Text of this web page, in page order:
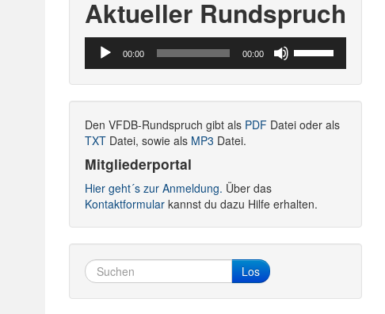
Aktueller Rundspruch
Audio-
Player
00:00 00:00
Hoch/Runter
Lautstärke
Den VFDB-Rundspruch gibt als PDF Datei oder als
TXT Datei, sowie als MP3 Datei.
Mitgliederportal
Hier geht´s zur Anmeldung. Über das
Kontaktformular kannst du dazu Hilfe erhalten.
Los